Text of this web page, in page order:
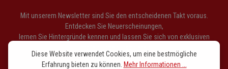
Mit unserem Newsletter sind Sie den entscheidenen Takt voraus.
Entdecken Sie Neuerscheinungen,
lernen Sie Hintergründe kennen und lassen Sie sich von exklusiven
Diese Website verwendet Cookies, um eine bestmögliche
Erfahrung bieten zu können. Mehr Informationen ...